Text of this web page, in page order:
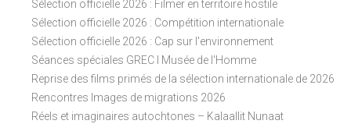
Sélection officielle 2026 : Filmer en territoire hostile
Sélection officielle 2026 : Compétition internationale
Sélection officielle 2026 : Cap sur l'environnement
Séances spéciales GREC I Musée de l'Homme
Reprise des films primés de la sélection internationale de 2026
Rencontres Images de migrations 2026
Réels et imaginaires autochtones – Kalaallit Nunaat